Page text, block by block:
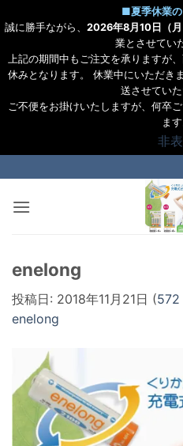
■夏季休業
誠に勝手ながら、 2026年8月10日（月
業とさせてい
上記の期間中もご注文を承りますが
休みとなります。 休業中にいただき
送させていた
ご不便をお掛けいたしますが、何卒
ます
非
to
content
enelong
投稿日: 2018年11月21日 (
enelong